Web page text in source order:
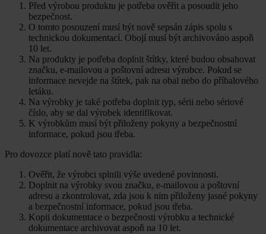
Před výrobou produktu je potřeba ověřit a posoudit jeho
bezpečnost.
O tomto posouzení musí být nově sepsán zápis spolu s
technickou dokumentací. Obojí musí být archivováno aspoň
10 let.
Na produkty je potřeba doplnit štítky, které budou obsahovat
značku, e-mailovou a poštovní adresu výrobce. Pokud se
informace nevejde na štítek, pak na obal nebo do příbalového
letáku.
Na výrobky je také potřeba doplnit typ, sérii nebo sériové
číslo, aby se dal výrobek identifikovat.
K výrobkům musí být přiloženy pokyny a bezpečnostní
informace, pokud jsou třeba.
Pro dovozce platí nově tato pravidla:
Ověřit, že výrobci splnili výše uvedené povinnosti.
Doplnit na výrobky svou značku, e-mailovou a poštovní
adresu a zkontrolovat, zda jsou k nim přiloženy jasné pokyny
a bezpečnostní informace, pokud jsou třeba.
Kopii dokumentace o bezpečnosti výrobku a technické
dokumentace archivovat aspoň na 10 let.